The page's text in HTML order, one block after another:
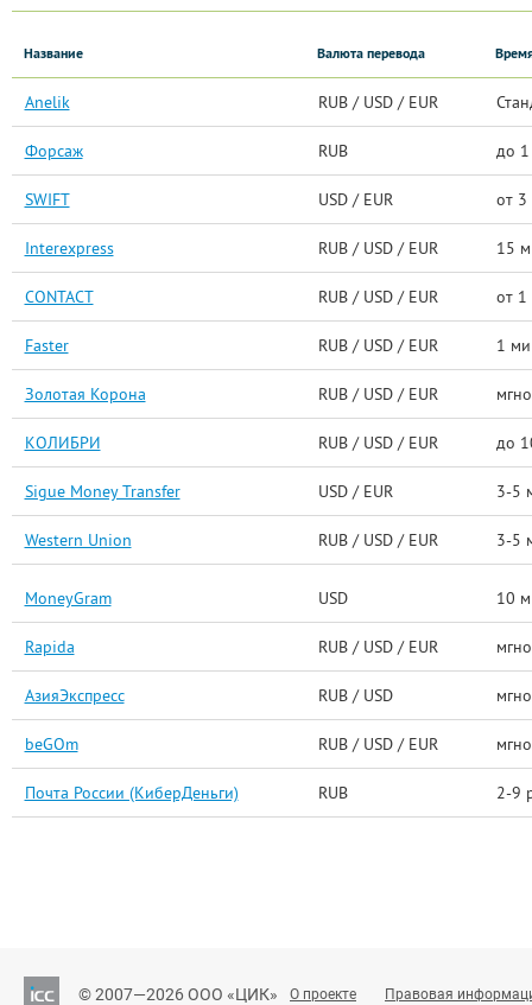
Название Валюта перевода
Anelik RUB / USD / EUR
Форсаж RUB до 1
SWIFT USD / EUR от 3
Interexpress RUB / USD / EUR 15
CONTACT RUB / USD / EUR от
Faster RUB / USD / EUR 1
Золотая Корона RUB / USD / EUR
КОЛИБРИ RUB / USD / EUR до
Sigue Money Transfer USD / EUR 3-5
Western Union RUB / USD / EUR 3-5
MoneyGram USD 10
Rapida RUB / USD / EUR
АзияЭкспресс RUB / USD
beGOm RUB / USD / EUR
Почта России (КиберДеньги) RUB 2-9
© 2007—2026 ООО «ЦИК» О проекте Правовая